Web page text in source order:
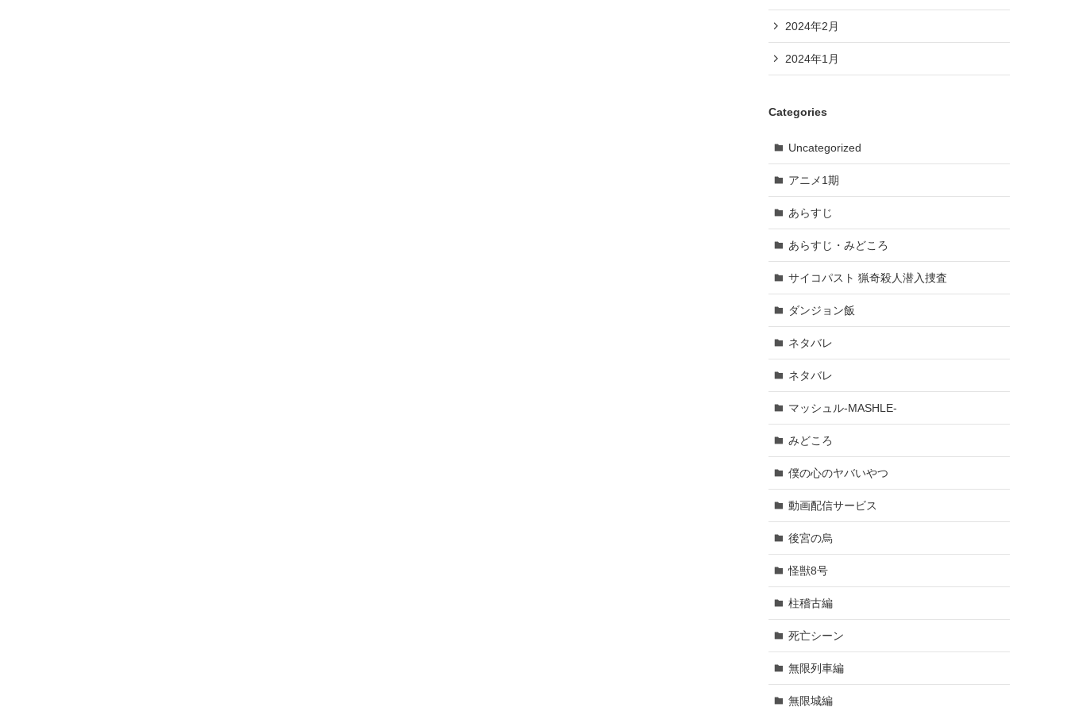
2024年2月
2024年1月
Categories
Uncategorized
アニメ1期
あらすじ
あらすじ・みどころ
サイコパスト 猟奇殺人潜入捜査
ダンジョン飯
ネタバレ
ネタバレ
マッシュル-MASHLE-
みどころ
僕の心のヤバいやつ
動画配信サービス
後宮の烏
怪獣8号
柱稽古編
死亡シーン
無限列車編
無限城編